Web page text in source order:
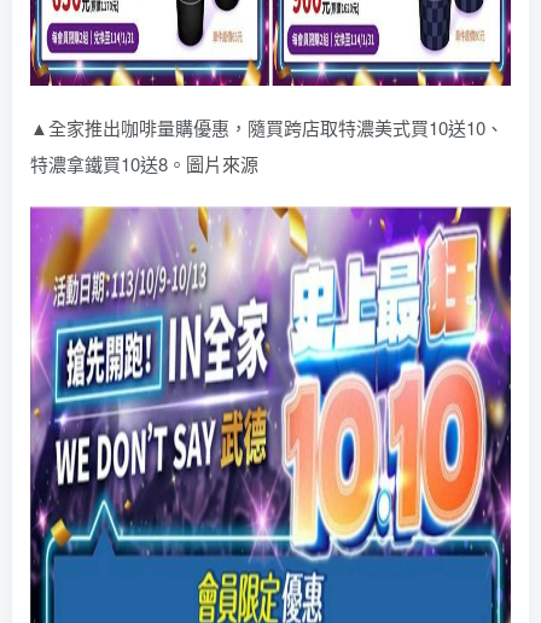
▲全家推出咖啡量購優惠，隨買跨店取特濃美式買10送10、
特濃拿鐵買10送8。 圖片來源